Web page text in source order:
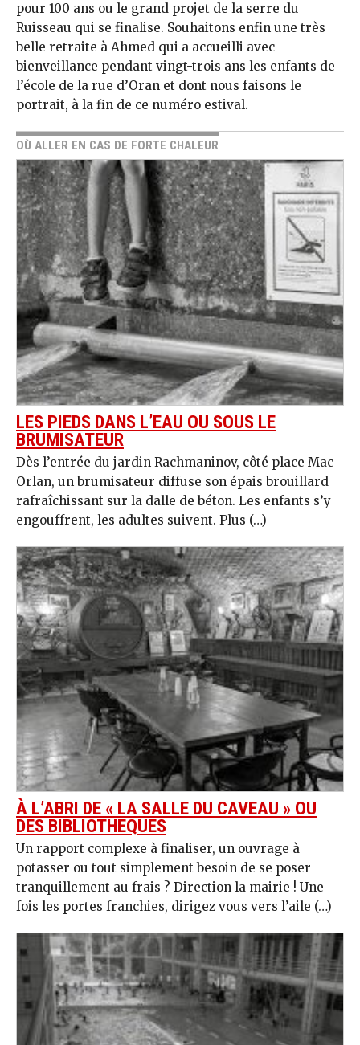
pour 100 ans ou le grand projet de la serre du
Ruisseau qui se finalise. Souhaitons enfin une très
belle retraite à Ahmed qui a accueilli avec
bienveillance pendant vingt-trois ans les enfants de
l’école de la rue d’Oran et dont nous faisons le
portrait, à la fin de ce numéro estival.
OÙ ALLER EN CAS DE FORTE CHALEUR
LES PIEDS DANS L’EAU OU SOUS LE
BRUMISATEUR
Dès l’entrée du jardin Rachmaninov, côté place Mac
Orlan, un brumisateur diffuse son épais brouillard
rafraîchissant sur la dalle de béton. Les enfants s’y
engouffrent, les adultes suivent. Plus (…)
À L’ABRI DE « LA SALLE DU CAVEAU » OU
DES BIBLIOTHÈQUES
Un rapport complexe à finaliser, un ouvrage à
potasser ou tout simplement besoin de se poser
tranquillement au frais ? Direction la mairie ! Une
fois les portes franchies, dirigez vous vers l’aile (…)